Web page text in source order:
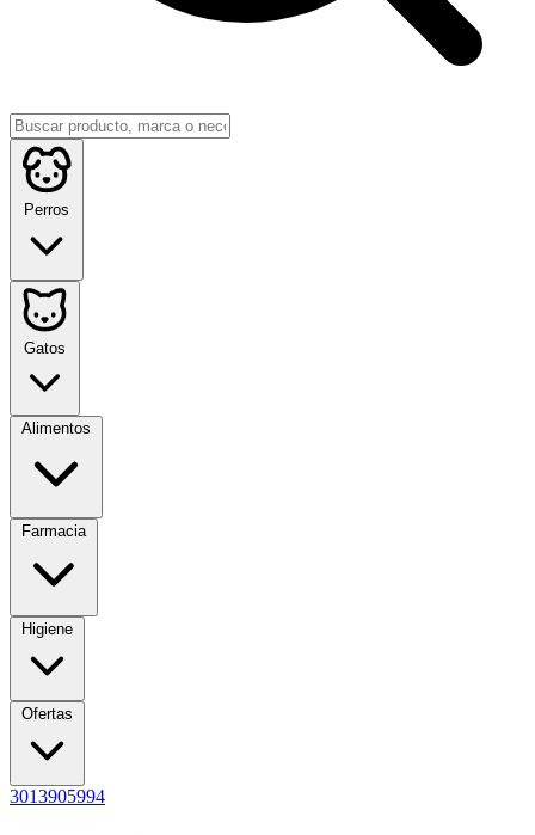
Perros
Gatos
Alimentos
Farmacia
Higiene
Ofertas
3013905994